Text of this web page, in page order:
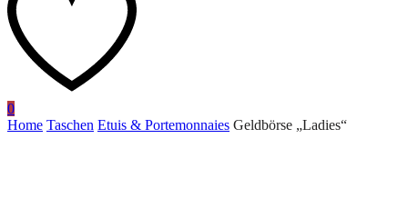
0
Home Taschen Etuis & Portemonnaies Geldbörse „Ladies“